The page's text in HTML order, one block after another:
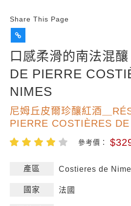
Share This Page
口感柔滑的南法混
DE PIERRE
NIMES
尼姆丘皮爾珍釀紅酒＿
PIERRE COSTIÈRES
參考價：
產區 Costieres de
國家 法國